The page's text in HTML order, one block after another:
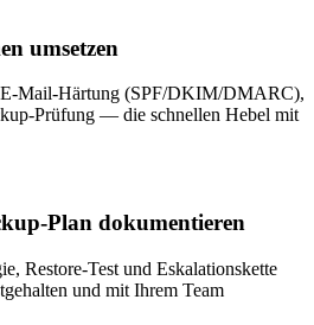
umsetzen
Mail-Härtung (SPF/DKIM/DMARC),
Prüfung — die schnellen Hebel mit
Plan dokumentieren
Restore-Test und Eskalationskette
und mit Ihrem Team